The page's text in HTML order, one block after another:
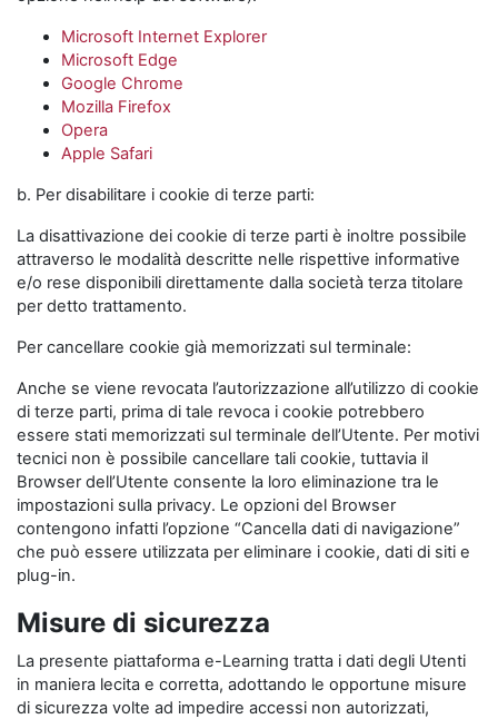
Microsoft Internet Explorer
Microsoft Edge
Google Chrome
Mozilla Firefox
Opera
Apple Safari
b. Per disabilitare i cookie di terze parti:
La disattivazione dei cookie di terze parti è inoltre possibile
attraverso le modalità descritte nelle rispettive informative
e/o rese disponibili direttamente dalla società terza titolare
per detto trattamento.
Per cancellare cookie già memorizzati sul terminale:
Anche se viene revocata l’autorizzazione all’utilizzo di cookie
di terze parti, prima di tale revoca i cookie potrebbero
essere stati memorizzati sul terminale dell’Utente. Per motivi
tecnici non è possibile cancellare tali cookie, tuttavia il
Browser dell’Utente consente la loro eliminazione tra le
impostazioni sulla privacy. Le opzioni del Browser
contengono infatti l’opzione “Cancella dati di navigazione”
che può essere utilizzata per eliminare i cookie, dati di siti e
plug-in.
Misure di sicurezza
La presente piattaforma e-Learning tratta i dati degli Utenti
in maniera lecita e corretta, adottando le opportune misure
di sicurezza volte ad impedire accessi non autorizzati,